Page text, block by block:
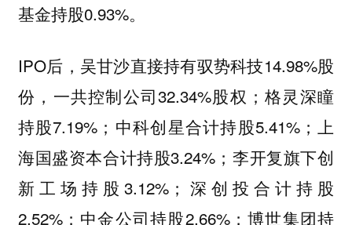
基金持股0.93%。
IPO后，吴甘沙直接持有驭势科技14.98%股
份，一共控制公司32.34%股权；格灵深瞳
持股7.19%；中科创星合计持股5.41%；上
海国盛资本合计持股3.24%；李开复旗下创
新工场持股3.12%；深创投合计持股
2.52%；中金公司持股2.66%；博世集团持